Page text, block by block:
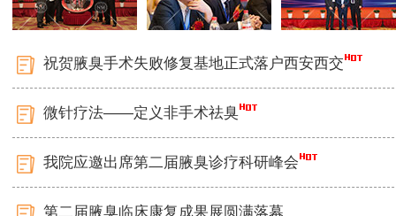
祝贺腋臭手术失败修复基地正式落户西安西交
微针疗法——定义非手术祛臭
我院应邀出席第二届腋臭诊疗科研峰会
第二届腋臭临床康复成果展圆满落幕